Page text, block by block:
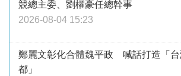
競總主委、劉櫂豪任總幹事
2026-08-04 15:23
鄭麗文彰化合體魏平政 喊話打造「台
都」